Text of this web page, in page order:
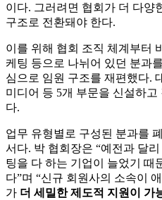
이다. 그러려면 협회가 더 다양
구조로 전환돼야 한다.
이를 위해 협회 조직 체계부터
케팅 등으로 나뉘어 있던 분과
심으로 임원 구조를 재편했다.
미디어 등 5개 부문을 신설하
다.
업무 유형별로 구성된 분과를
서다. 박 협회장은 “예전과 달
팅을 다 하는 기업이 늘었기 때
다”며 “신규 회원사의 소속이
가 더 세밀한 제도적 지원이 가